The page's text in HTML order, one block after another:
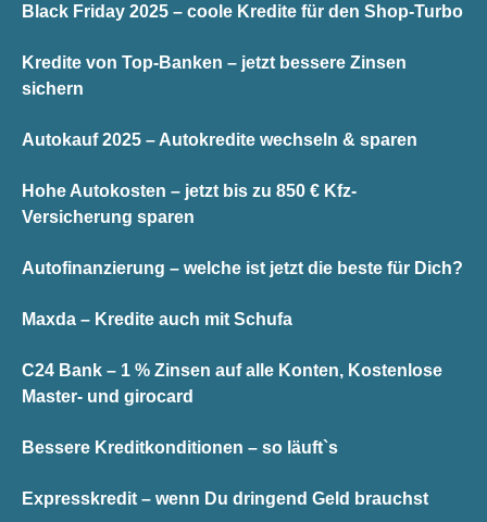
Black Friday 2025 – coole Kredite für den Shop-Turbo
Kredite von Top-Banken – jetzt bessere Zinsen
sichern
Autokauf 2025 – Autokredite wechseln & sparen
Hohe Autokosten – jetzt bis zu 850 € Kfz-
Versicherung sparen
Autofinanzierung – welche ist jetzt die beste für Dich?
Maxda – Kredite auch mit Schufa
C24 Bank – 1 % Zinsen auf alle Konten, Kostenlose
Master- und girocard
Bessere Kreditkonditionen – so läuft`s
Expresskredit – wenn Du dringend Geld brauchst